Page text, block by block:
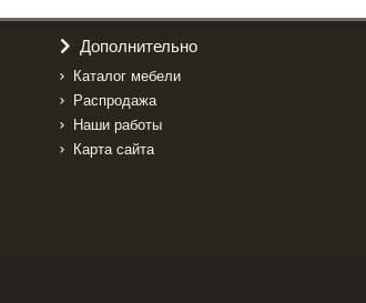
Дополнительно
Каталог мебели
Распродажа
Наши работы
Карта сайта